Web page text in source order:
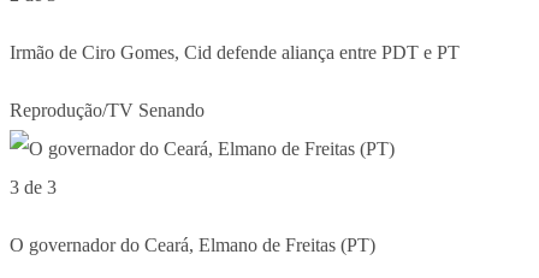
Irmão de Ciro Gomes, Cid defende aliança entre PDT e PT
Reprodução/TV Senando
3 de 3
O governador do Ceará, Elmano de Freitas (PT)